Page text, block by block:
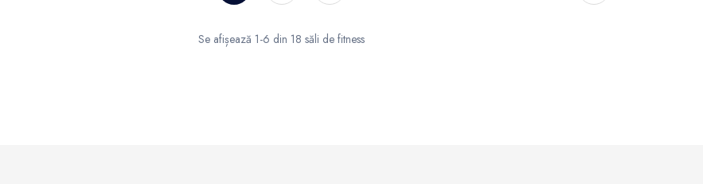
Se afișează 1-6 din 18 săli de fitness